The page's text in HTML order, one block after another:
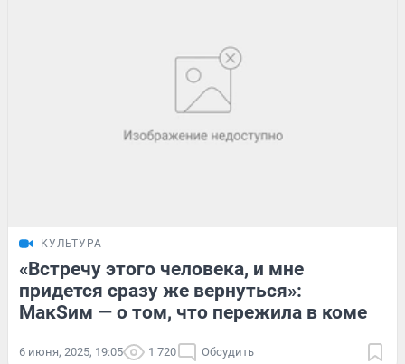
КУЛЬТУРА
«Встречу этого человека, и мне
придется сразу же вернуться»:
МакSим — о том, что пережила в коме
6 июня, 2025, 19:05 1 720 Обсудить